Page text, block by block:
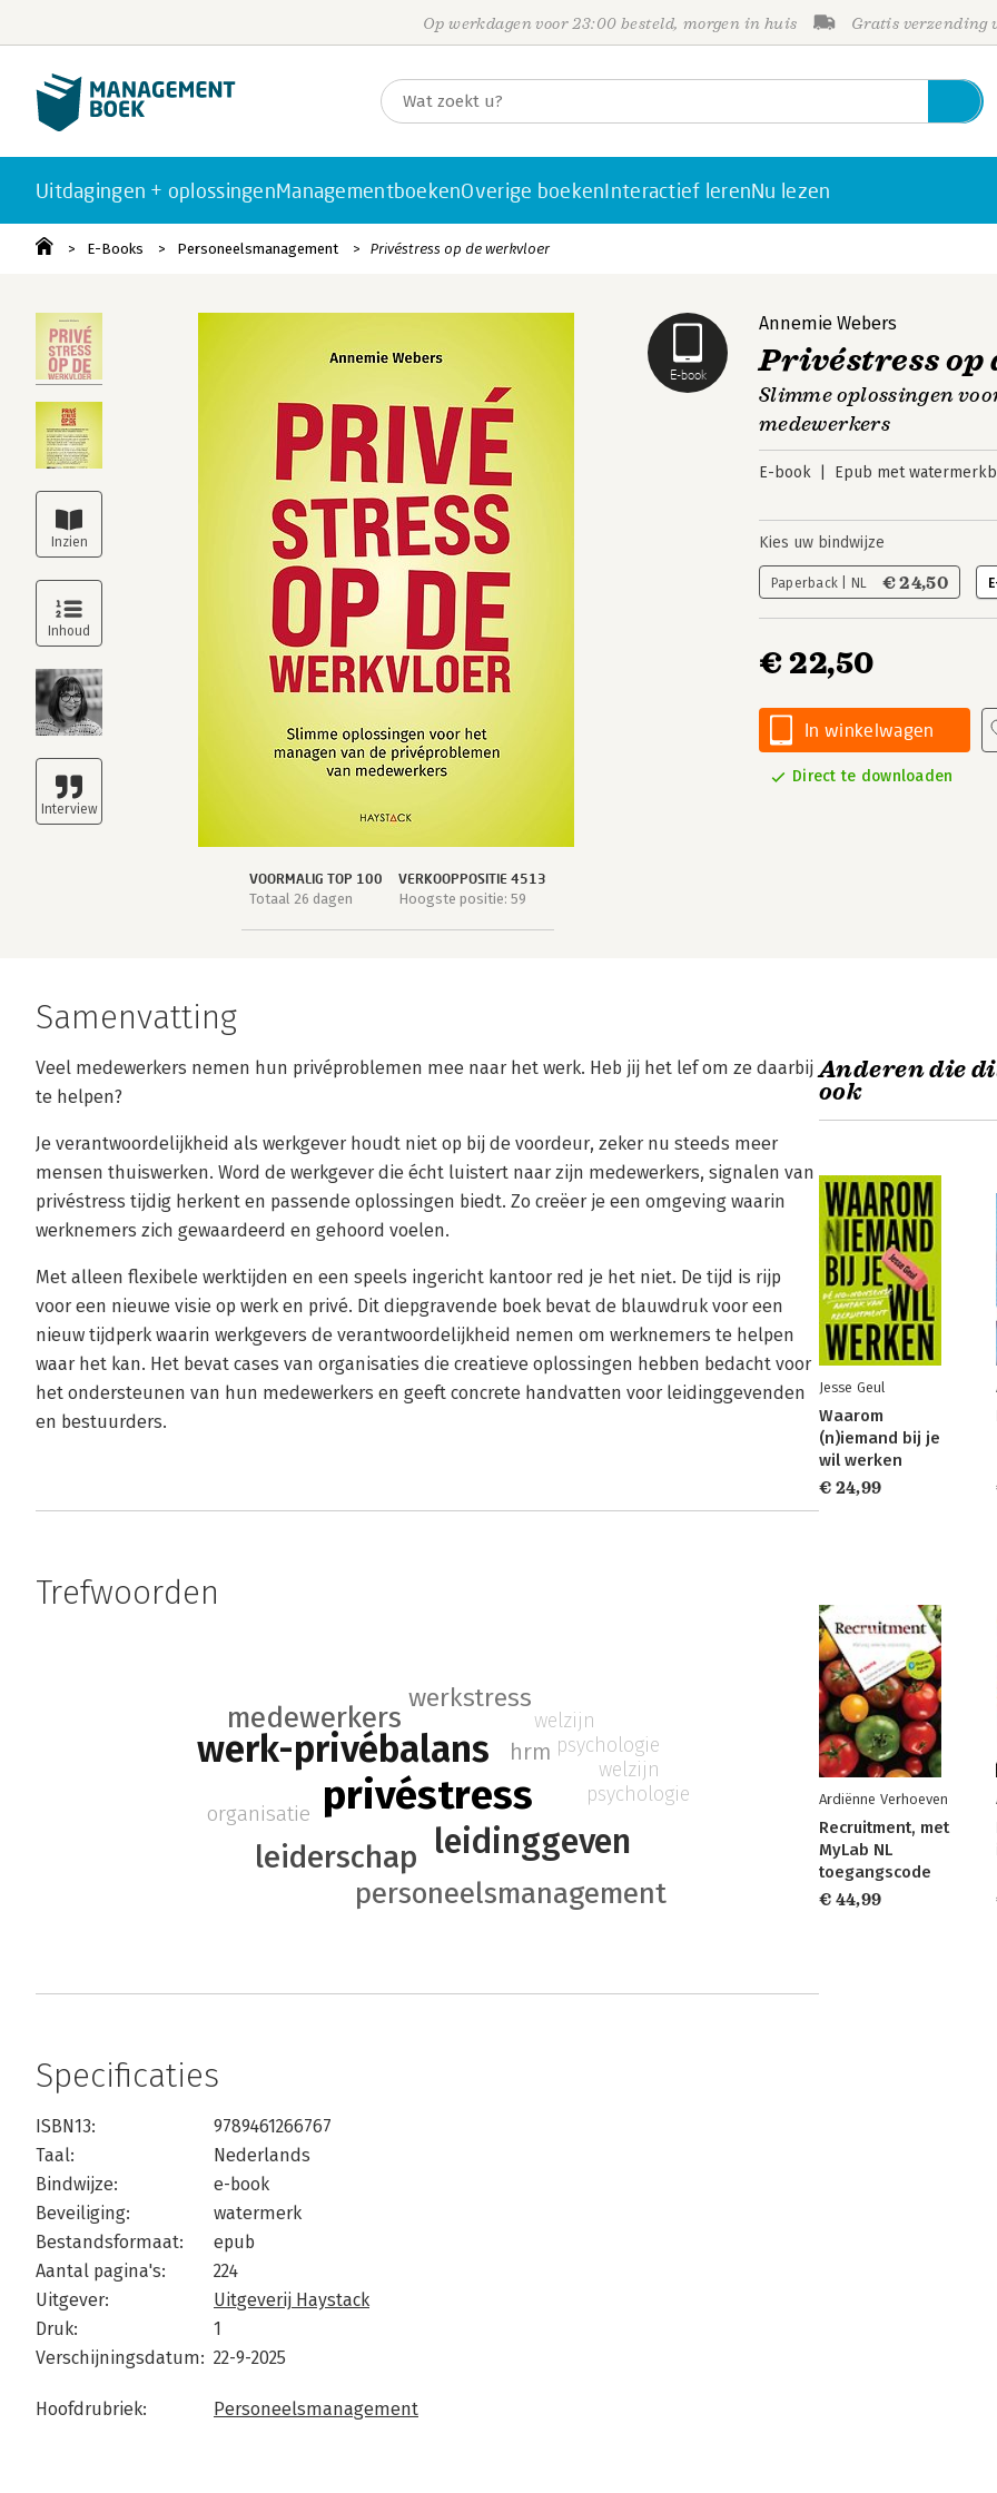
Op werkdagen voor 23:00 besteld, morgen in huis Gratis verzending
Uitdagingen + oplossingenManagementboekenOverige boekenInteractief lerenNu lezen
E-Books Personeelsmanagement Privéstress op de werkvloer
E-book
VOORMALIG TOP 100
Totaal 26 dagen
VERKOOPPOSITIE 4513
Hoogste positie: 59
Annemie Webers
Privéstress
Slimme oplossingen
medewerkers
E-book Epub met
Kies uw bindwijze
Paperback | NL € 24,50
€ 22,50
In winkelwagen
Direct te downloaden
Samenvatting
Veel medewerkers nemen hun privéproblemen mee naar het werk. Heb jij het lef om ze daarbij
te helpen?
Je verantwoordelijkheid als werkgever houdt niet op bij de voordeur, zeker nu steeds meer
mensen thuiswerken. Word de werkgever die écht luistert naar zijn medewerkers, signalen van
privéstress tijdig herkent en passende oplossingen biedt. Zo creëer je een omgeving waarin
werknemers zich gewaardeerd en gehoord voelen.
Met alleen flexibele werktijden en een speels ingericht kantoor red je het niet. De tijd is rijp
voor een nieuwe visie op werk en privé. Dit diepgravende boek bevat de blauwdruk voor een
nieuw tijdperk waarin werkgevers de verantwoordelijkheid nemen om werknemers te helpen
waar het kan. Het bevat cases van organisaties die creatieve oplossingen hebben bedacht voor
het ondersteunen van hun medewerkers en geeft concrete handvatten voor leidinggevenden
en bestuurders.
Trefwoorden
privéstress
werk-privébalans
leidinggeven
leiderschap
medewerkers
personeelsmanagement
werkstress
hrm
organisatie
welzijn
psychologie
welzijn
psychologie
Specificaties
ISBN13:
9789461266767
Taal:
Nederlands
Bindwijze:
e-book
Beveiliging:
watermerk
Bestandsformaat:
epub
Aantal pagina's:
224
Uitgever:
Uitgeverij Haystack
Druk:
1
Verschijningsdatum: 22-9-2025
Hoofdrubriek: Personeelsmanagement
Anderen die
ook
Jesse Geul
Waarom
(n)iemand bij je
wil werken
€ 24,99
Ardiënne Verhoeven
Recruitment, met
MyLab NL
toegangscode
€ 44,99